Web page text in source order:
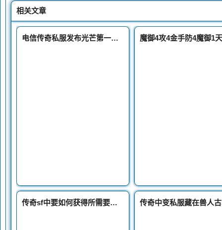
相关文章
电信传奇私服发布光芒第一女战刘阿斗曾率领行会击败小虾米的昔日同盟
传奇sf中要如何获得所需要的元宝和金币